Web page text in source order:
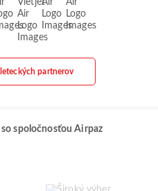
partnerov
spoločnosťou Airpaz